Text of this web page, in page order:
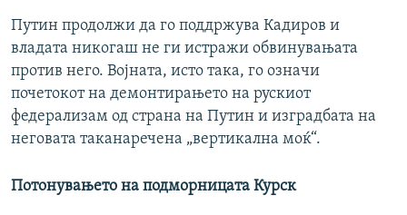
Путин продолжи да го поддржува Кадиров и
владата никогаш не ги истражи обвинувањата
против него. Војната, исто така, го означи
почетокот на демонтирањето на рускиот
федерализам од страна на Путин и изградбата на
неговата таканаречена „вертикална моќ“.
Потонувањето на подморницата Курск